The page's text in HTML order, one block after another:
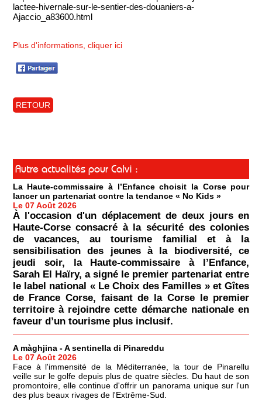
lactee-hivernale-sur-le-sentier-des-douaniers-a-
Ajaccio_a83600.html
Plus d'informations, cliquer ici
RETOUR
Autre actualités pour Calvi :
La Haute-commissaire à l’Enfance choisit la Corse pour
lancer un partenariat contre la tendance « No Kids »
Le 07 Août 2026
À l'occasion d'un déplacement de deux jours en
Haute-Corse consacré à la sécurité des colonies
de vacances, au tourisme familial et à la
sensibilisation des jeunes à la biodiversité, ce
jeudi soir, la Haute-commissaire à l’Enfance,
Sarah El Haïry, a signé le premier partenariat entre
le label national « Le Choix des Familles » et Gîtes
de France Corse, faisant de la Corse le premier
territoire à rejoindre cette démarche nationale en
faveur d’un tourisme plus inclusif.
A màghjina - A sentinella di Pinareddu
Le 07 Août 2026
Face à l'immensité de la Méditerranée, la tour de Pinarellu
veille sur le golfe depuis plus de quatre siècles. Du haut de son
promontoire, elle continue d'offrir un panorama unique sur l'un
des plus beaux rivages de l'Extrême-Sud.